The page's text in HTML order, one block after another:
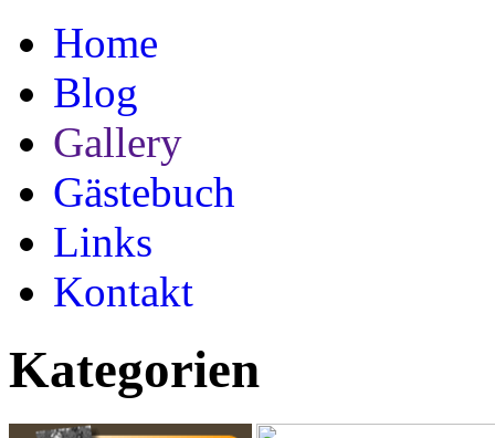
Home
Blog
Gallery
Gästebuch
Links
Kontakt
Kategorien